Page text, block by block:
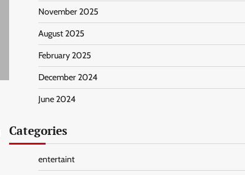
November 2025
August 2025
February 2025
December 2024
June 2024
Categories
entertaint